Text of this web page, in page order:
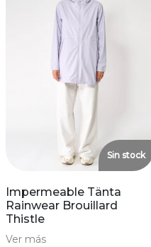
Sin stock
Impermeable Tänta
Rainwear Brouillard
Thistle
Ver más